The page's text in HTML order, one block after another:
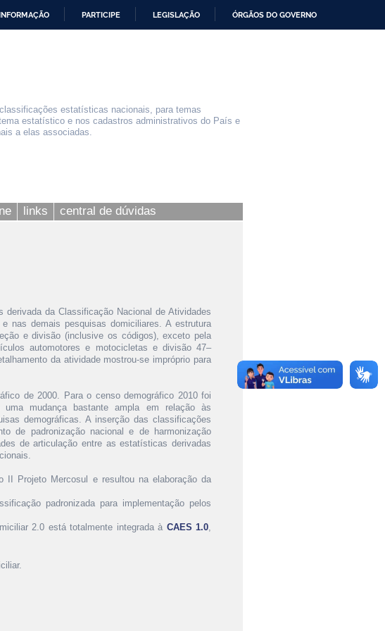
PARTICIPE LEGISLAÇÃO ÓRGÃOS DO GOVERNO
estatísticas nacionais, para temas
estatístico e nos cadastros administrativos do País e
a elas associadas.
links central de dúvidas
da Classificação Nacional de Atividades
nas demais pesquisas domiciliares. A estrutura
e divisão (inclusive os códigos), exceto pela
automotores e motocicletas e divisão 47–
da atividade mostrou-se impróprio para
de 2000. Para o censo demográfico 2010 foi
mudança bastante ampla em relação às
demográficas. A inserção das classificações
de padronização nacional e de harmonização
de articulação entre as estatísticas derivadas
II Projeto Mercosul e resultou na elaboração da
padronizada para implementação pelos
2.0 está totalmente integrada à CAES 1.0,